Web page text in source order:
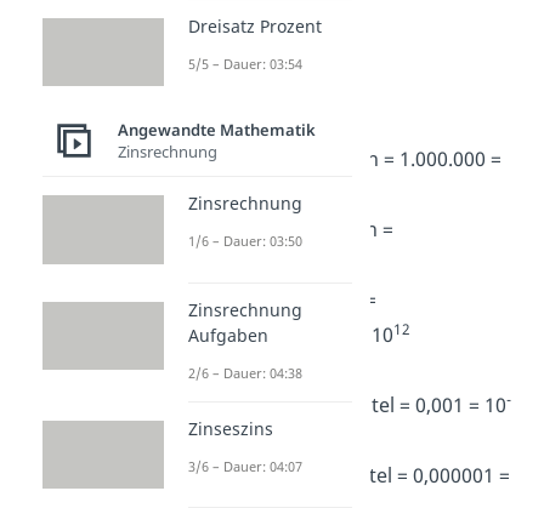
zugeordnet.
EinigeBeispiele
(…)
1Mega
= 1 Millionen = 1.000.000 =
10
1
= 1 Milliarden =
1
= 1 Billionen =
1.000.000.000.000 = 1012
(…)
= 1 Tausendstel = 0,001 = 10-
3
1Mikro= 1 Millionstel = 0,000001 =
Dreisatz Prozent
5/5 – Dauer: 03:54
Angewandte Mathematik
Zinsrechnung
Zinsrechnung
1/6 – Dauer: 03:50
Zinsrechnung
Aufgaben
2/6 – Dauer: 04:38
Zinseszins
3/6 – Dauer: 04:07